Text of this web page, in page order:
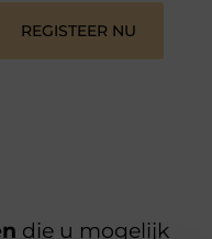
REGISTEER NU
die u mogelijk